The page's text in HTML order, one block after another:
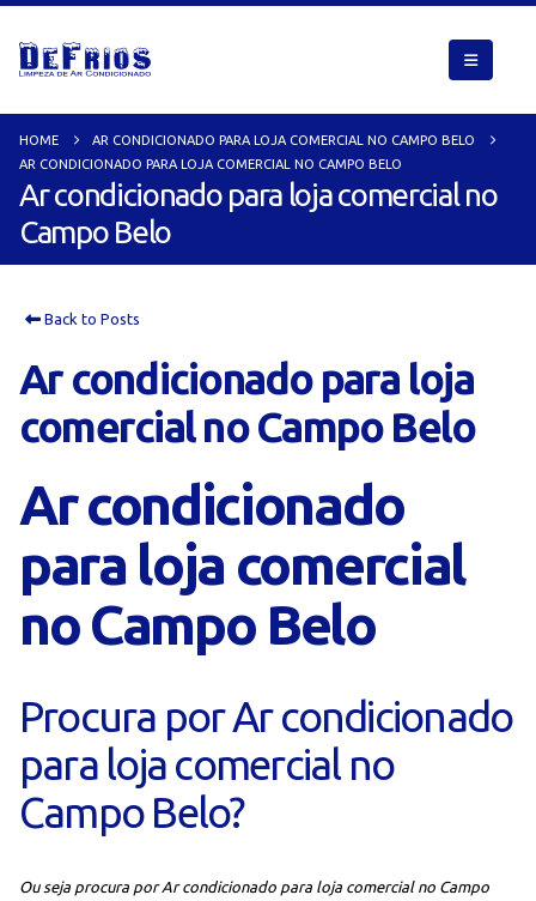
HOME
AR CONDICIONADO PARA LOJA COMERCIAL NO CAMPO BELO
AR CONDICIONADO PARA LOJA COMERCIAL NO CAMPO BELO
Ar condicionado para loja comercial no
Campo Belo
Back to Posts
Ar condicionado para loja
comercial no Campo Belo
Ar condicionado
para loja comercial
no Campo Belo
Procura por Ar condicionado
para loja comercial no
Campo Belo?
Ou seja procura por Ar condicionado para loja comercial no Campo